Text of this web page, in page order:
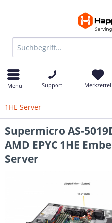
Menü Support Merkzettel
1HE Server
Supermicro AS-
AMD EPYC 1HE
Server